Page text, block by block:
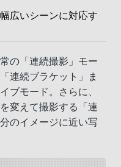
広いシーンに対応す
の「連続撮影」モー
連続ブラケット」ま
ブモード。さらに、
変えて撮影する「連
のイメージに近い写